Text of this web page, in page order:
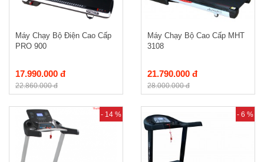
Máy Chạy Bộ Điện Cao Cấp
PRO 900
17.990.000 đ
22.860.000 đ
Máy Chạy Bộ Cao Cấp MHT
3108
21.790.000 đ
28.000.000 đ
- 14 % - 6 %